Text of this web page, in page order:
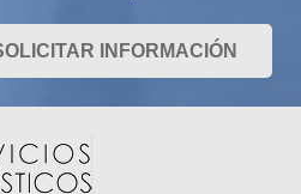
INFORMACIÓN